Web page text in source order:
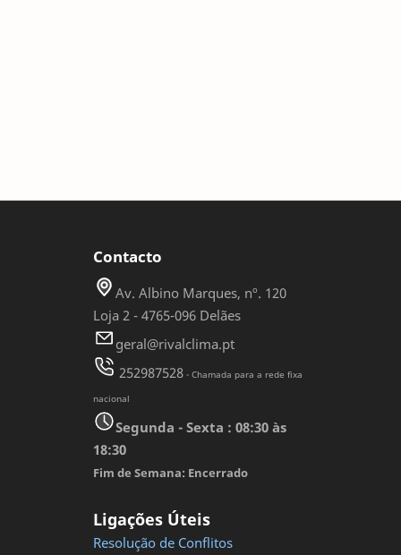
Contacto
Av. Albino Marques, nº. 120
Loja 2 - 4765-096 Delães
geral@rivalclima.pt
252987528- Chamada para a rede fixa
nacional
Segunda - Sexta : 08:30 às
18:30
Fim de Semana: Encerrado
Ligações Úteis
Resolução de Conflitos